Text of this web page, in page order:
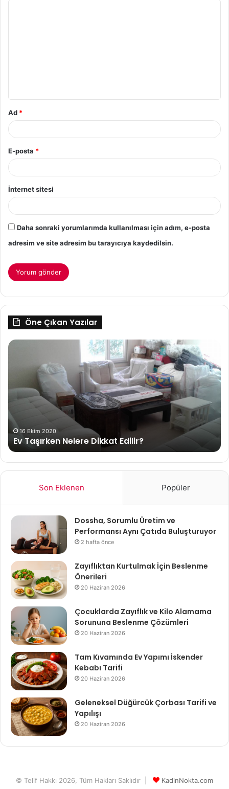
Ad *
E-posta *
İnternet sitesi
Daha sonraki yorumlarımda kullanılması için adım, e-posta
adresim ve site adresim bu tarayıcıya kaydedilsin.
Öne Çıkan Yazılar
Ev
Edilir?
16 Ekim 2020
Ev Taşırken Nelere Dikkat Edilir?
Son Eklenen Popüler
Dossha, Sorumlu Üretim ve
Performansı Aynı Çatıda Buluşturuyor
2 hafta önce
Zayıflıktan Kurtulmak İçin Beslenme
Önerileri
20 Haziran 2026
Çocuklarda Zayıflık ve Kilo Alamama
Sorununa Beslenme Çözümleri
20 Haziran 2026
Tam Kıvamında Ev Yapımı İskender
Kebabı Tarifi
20 Haziran 2026
Geleneksel Düğürcük Çorbası Tarifi ve
Yapılışı
20 Haziran 2026
© Telif Hakkı 2026, Tüm Hakları Saklıdır | KadinNokta.com